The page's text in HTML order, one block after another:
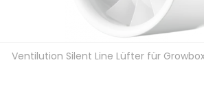
Ventilution Silent Line Lüfter für